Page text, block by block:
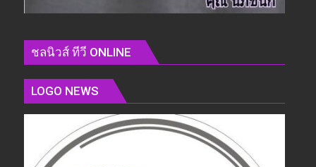
ชลนิวส์ ทีวี ONLINE
LOGO NEWS